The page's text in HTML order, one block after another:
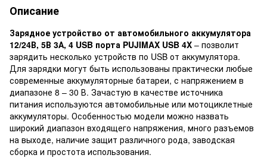
Описание
Зарядное устройство от автомобильного аккумулятора
12/24В, 5В 3А, 4 USB порта PUJIMAX USB 4X – позволит
зарядить несколько устройств по USB от аккумулятора.
Для зарядки могут быть использованы практически любые
современные аккумуляторные батареи, с напряжением в
диапазоне 8 – 30 В. Зачастую в качестве источника
питания используются автомобильные или мотоциклетные
аккумуляторы. Особенностью модели можно назвать
широкий диапазон входящего напряжения, много разъемов
на выходе, наличие защит различного рода, заводская
сборка и простота использования.